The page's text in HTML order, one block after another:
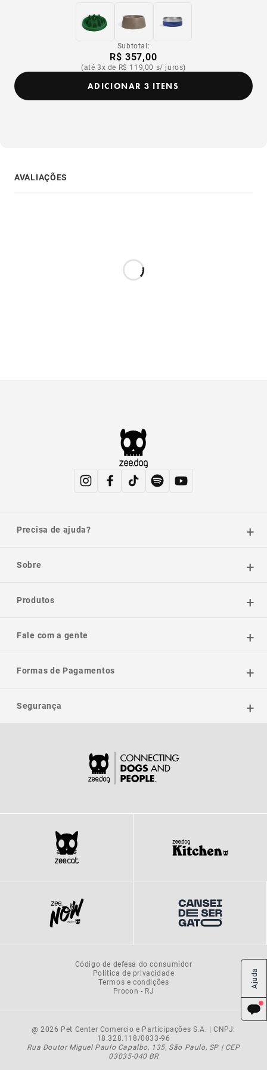
Subtotal:
R$ 357,00
(até 3x de R$ 119,00 s/ juros)
ADICIONAR 3 ITENS
AVALIAÇÕES
Precisa de ajuda?
Sobre
Produtos
Fale com a gente
Formas de Pagamentos
Segurança
Código de defesa do consumidor
Política de privacidade
Termos e condições
Procon - RJ
@ 2026 Pet Center Comercio e Participações S.A. | CNPJ:
18.328.118/0033-96
Rua Doutor Miguel Paulo Capalbo, 135, São Paulo, SP | CEP
03035-040 BR
Ajuda